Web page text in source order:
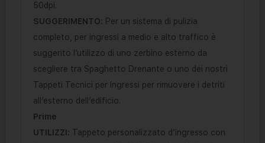
50dpi.
SUGGERIMENTO: Per un sistema di pulizia
completo, per ingressi a medio e alto traffico è
suggerito l’utilizzo di uno zerbino esterno da
scegliere tra Spaghetto Drenante o uno dei nostri
Tappeti Tecnici per Ingressi per rimuovere i detriti
all’esterno dell’edificio.
Prime
UTILIZZI: Tappeto personalizzato d’ingresso con